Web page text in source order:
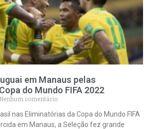
em Manaus pelas
do Mundo FIFA 2022
Nenhum comentário
nas Eliminatórias da Copa do Mundo FIFA
em Manaus, a Seleção fez grande